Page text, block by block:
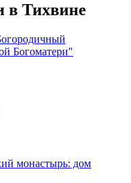
в Тихвине
монастырь: дом